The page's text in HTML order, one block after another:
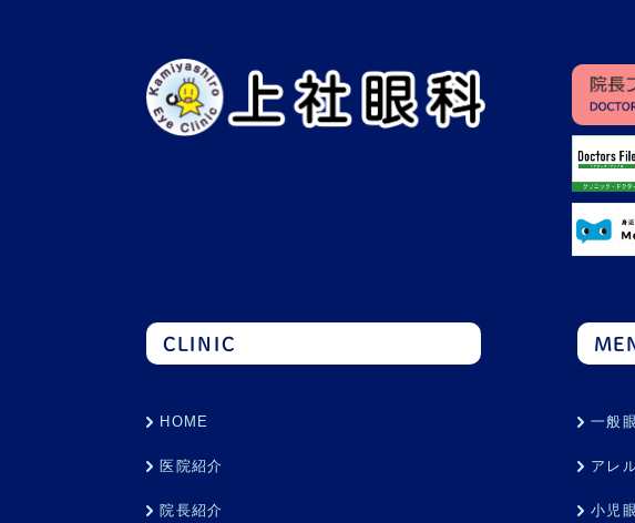
CLINIC
HOME
医院紹介
院長紹介
一般
アレ
小児